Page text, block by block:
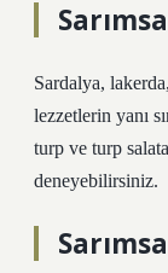
Sardalya,
lezzetlerin yanı
turp ve turp
deneyebilirsiniz.